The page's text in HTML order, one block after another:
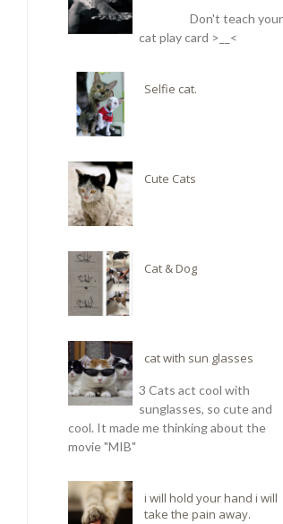
Don't teach your
cat play card >__<
Selfie cat.
Cute Cats
Cat & Dog
cat with sun glasses
3 Cats act cool with
sunglasses, so cute and
cool. It made me thinking about the
movie "MIB"
i will hold your hand i will
take the pain away.